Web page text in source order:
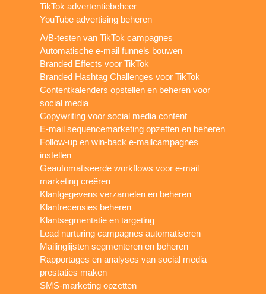
TikTok advertentiebeheer
YouTube advertising beheren
A/B-testen van TikTok campagnes
Automatische e-mail funnels bouwen
Branded Effects voor TikTok
Branded Hashtag Challenges voor TikTok
Contentkalenders opstellen en beheren voor
social media
Copywriting voor social media content
E-mail sequencemarketing opzetten en beheren
Follow-up en win-back e-mailcampagnes
instellen
Geautomatiseerde workflows voor e-mail
marketing creëren
Klantgegevens verzamelen en beheren
Klantrecensies beheren
Klantsegmentatie en targeting
Lead nurturing campagnes automatiseren
Mailinglijsten segmenteren en beheren
Rapportages en analyses van social media
prestaties maken
SMS-marketing opzetten